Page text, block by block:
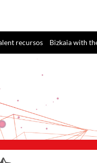
recursos Bizkaia with